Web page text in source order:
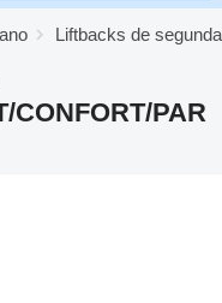
Liftbacks de
CONFORT/PAR